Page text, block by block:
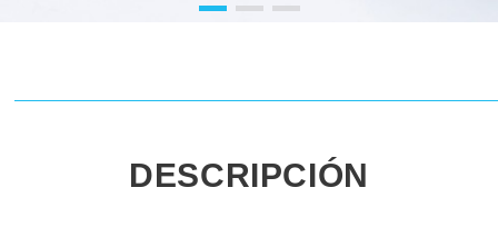
DESCRIPCIÓN